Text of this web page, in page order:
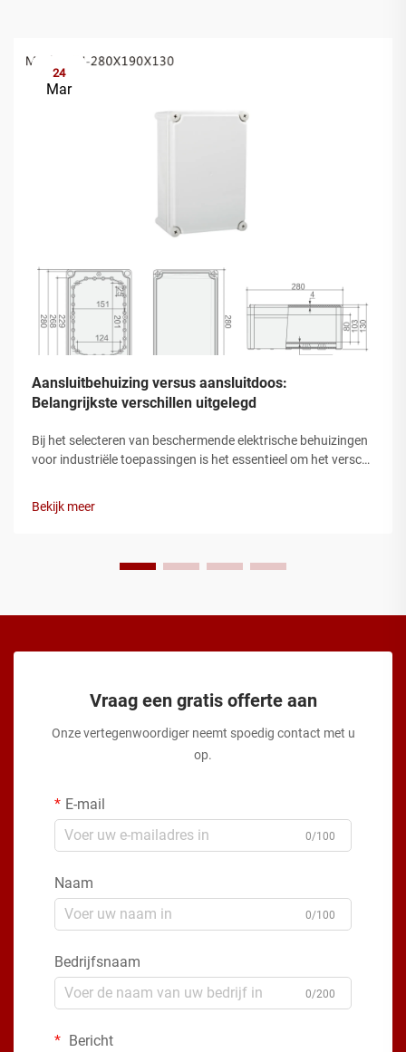
24
Mar
Aansluitbehuizing versus aansluitdoos:
Belangrijkste verschillen uitgelegd
Bij het selecteren van beschermende elektrische behuizingen
voor industriële toepassingen is het essentieel om het verschil
termen vaak onderling...
Bekijk meer
Vraag een gratis offerte aan
Onze vertegenwoordiger neemt spoedig contact met u
op.
E-mail
0/100
Naam
0/100
Bedrijfsnaam
0/200
Bericht